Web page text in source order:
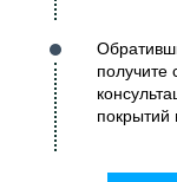
покрытий